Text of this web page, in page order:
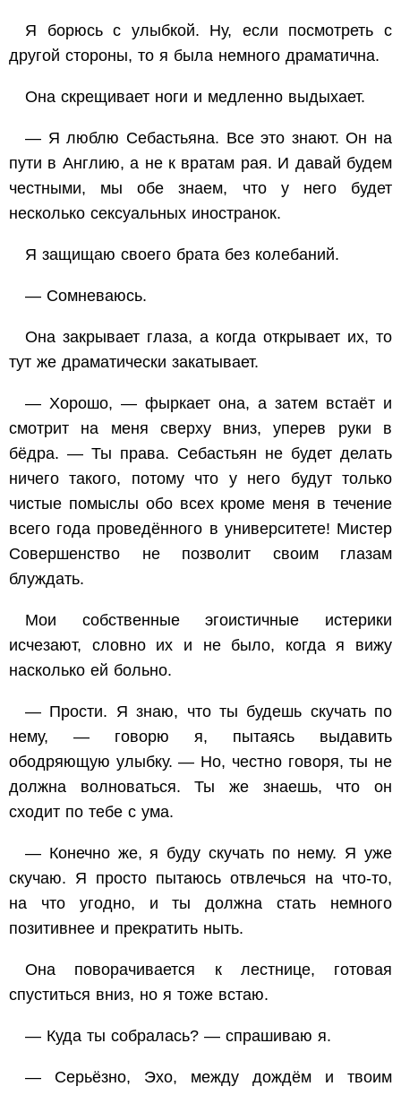
Я борюсь с улыбкой. Ну, если посмотреть с
другой стороны, то я была немного драматична.
Она скрещивает ноги и медленно выдыхает.
— Я люблю Себастьяна. Все это знают. Он на
пути в Англию, а не к вратам рая. И давай будем
честными, мыобезнаем, что у него будет
несколько сексуальных иностранок.
Я защищаю своего брата без колебаний.
— Сомневаюсь.
Она закрывает глаза, а когда открывает их, то
тут же драматически закатывает.
— Хорошо, — фыркает она, а затем встаёт и
смотрит на меня сверху вниз, уперев руки в
бёдра. — Ты права. Себастьян не будет делать
ничего такого, потому что у него будут только
чистые помыслы обо всех кроме меня в течение
всего года проведённого в университете! Мистер
Совершенство не позволит своим глазам
блуждать.
Мои собственные эгоистичные истерики
исчезают, словно их и не было, когда я вижу
насколько ей больно.
— Прости. Я знаю, что ты будешь скучать по
нему, — говорю я, пытаясь выдавить
ободряющую улыбку. — Но, честно говоря, ты не
должна волноваться. Ты же знаешь, что он
сходит по тебе с ума.
— Конечно же,я буду скучать по нему. Я уже
скучаю. Я просто пытаюсь отвлечься на что-то,
на что угодно, и ты должна стать немного
позитивнее и прекратить ныть.
Она поворачивается к лестнице, готовая
спуститься вниз, но я тоже встаю.
— Куда ты собралась? — спрашиваю я.
— Серьёзно, Эхо, между дождём и твоим